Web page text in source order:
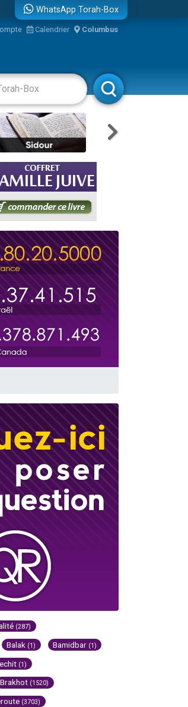
WhatsApp Torah-Box
Calendrier Columbus
Rabbanim
(287)
Balak (1) Bamidbar (1)
(1)
Brakhot (1520)
(3703)